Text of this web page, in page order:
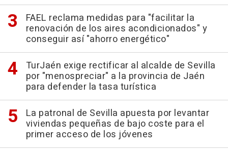
FAEL reclama medidas para "facilitar la
renovación de los aires acondicionados" y
conseguir así "ahorro energético"
TurJaén exige rectificar al alcalde de Sevilla
por "menospreciar" a la provincia de Jaén
para defender la tasa turística
La patronal de Sevilla apuesta por levantar
viviendas pequeñas de bajo coste para el
primer acceso de los jóvenes